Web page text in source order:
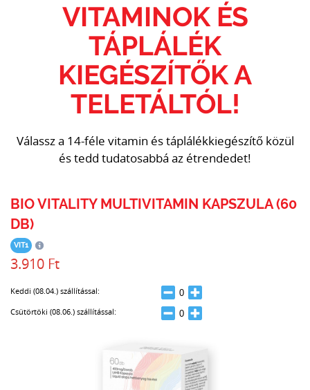
VITAMINOK ÉS
TÁPLÁLÉK
KIEGÉSZÍTŐK A
TELETÁLTÓL!
Válassz a 14-féle vitamin és táplálékkiegészítő közül
és tedd tudatosabbá az étrendedet!
BIO VITALITY MULTIVITAMIN KAPSZULA (60
DB)
VIT1
3.910 Ft
Keddi (08.04.) szállítással:
Csütörtöki (08.06.) szállítással: